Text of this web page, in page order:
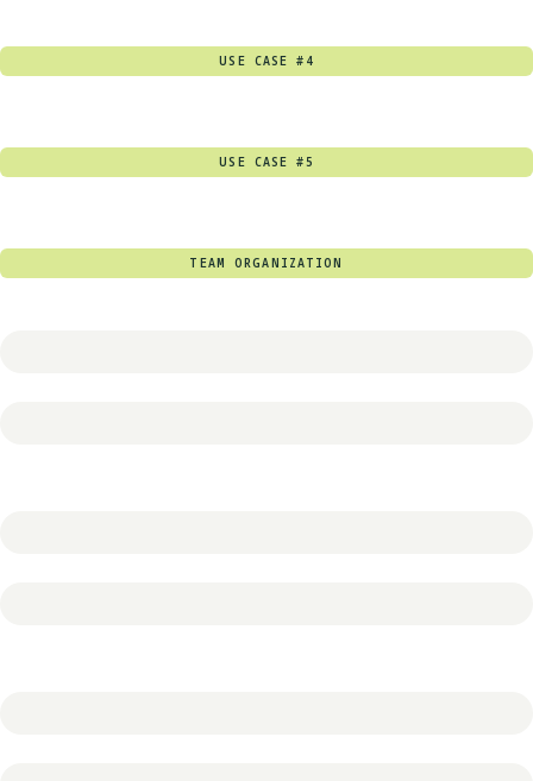
USE CASE #4
USE CASE #5
TEAM ORGANIZATION